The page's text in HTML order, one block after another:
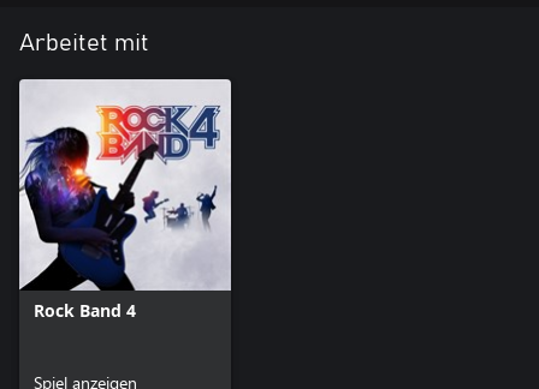
Arbeitet mit
Rock Band 4
Spiel anzeigen